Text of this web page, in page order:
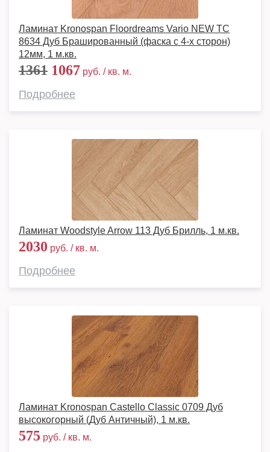
Ламинат Kronospan Floordreams Vario NEW TC
8634 Дуб Брашированный (фаска с 4-х сторон)
12мм, 1 м.кв.
1361 1067 руб. / кв. м.
Подробнее
Ламинат Woodstyle Arrow 113 Дуб Брилль, 1 м.кв.
2030 руб. / кв. м.
Подробнее
Ламинат Kronospan Castello Classic 0709 Дуб
высокогорный (Дуб Античный), 1 м.кв.
575 руб. / кв. м.